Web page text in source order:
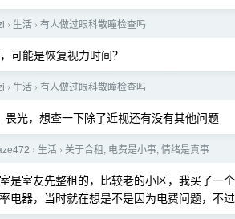
› 生活 › 有人做过眼科散瞳检查吗
可能是恢复视力时间？
› 生活 › 有人做过眼科散瞳检查吗
畏光，想查一下除了近视还有没有其他问题
› 生活 › 关于合租, 电费是小事, 情绪是真事
是室友先整租的，比较老的小区，我买了一
电器，当时就在想是不是因为电费问题，不